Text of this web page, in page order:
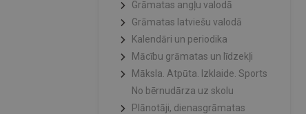
Grāmatas angļu valodā
Grāmatas latviešu valodā
Kalendāri un periodika
Mācību grāmatas un līdzekļi
Māksla. Atpūta. Izklaide. Sports
No bērnudārza uz skolu
Plānotāji, dienasgrāmatas